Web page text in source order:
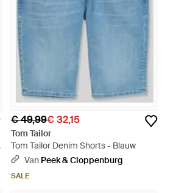
€ 49,99€ 32,15
Tom Tailor
Tom Tailor Denim Shorts - Blauw
Van Peek & Cloppenburg
SALE